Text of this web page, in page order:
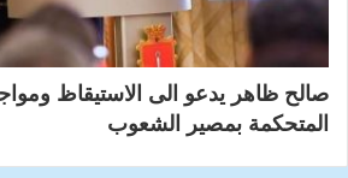
صالح ظاهر يدعو الى الاستيقاظ
المتحكمة بمصير الشعوب